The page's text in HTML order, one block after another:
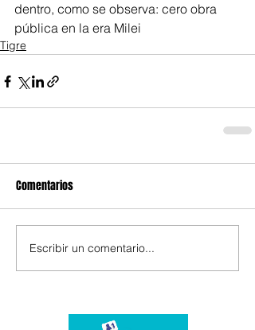
dentro, como se observa: cero obra
pública en la era Milei
Tigre
Comentarios
Escribir un comentario...